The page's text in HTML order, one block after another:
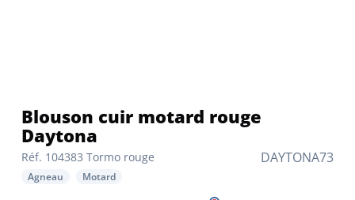
DAYTONA73
Réf. 104383 Tormo rouge
Blouson cuir motard rouge
Daytona
Agneau Motard